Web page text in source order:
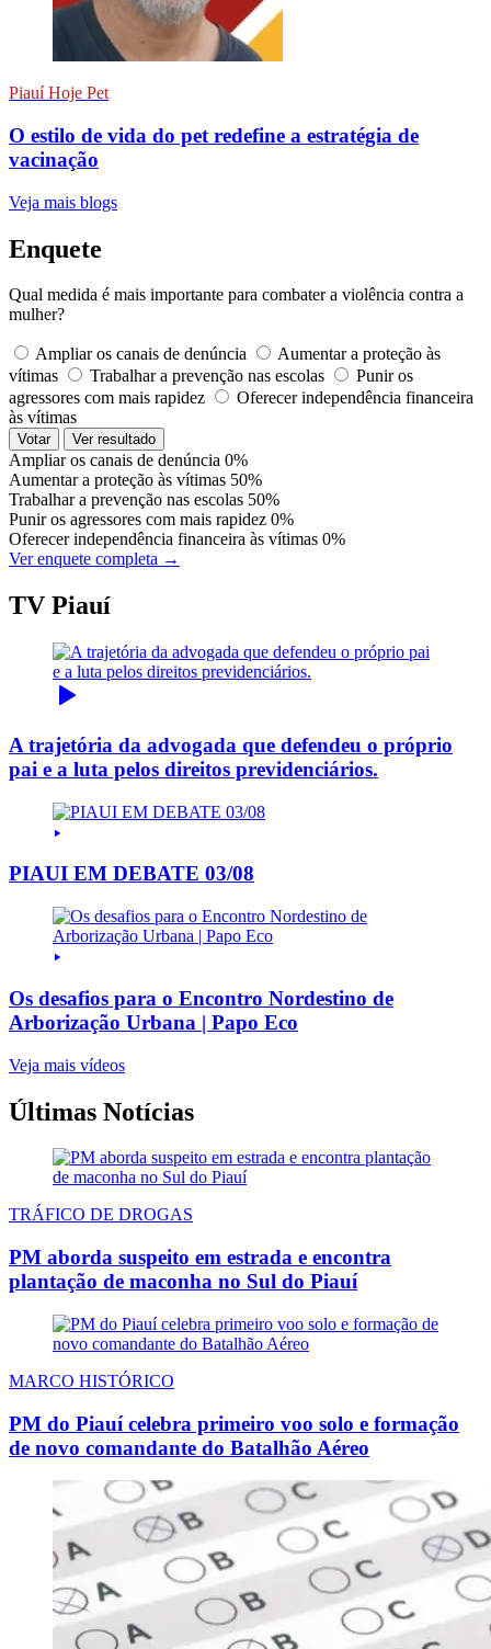
Piauí Hoje Pet
O estilo de vida do pet redefine a estratégia de
vacinação
Veja mais blogs
Enquete
Qual medida é mais importante para combater a violência contra a
mulher?
Ampliar os canais de denúncia
Aumentar a proteção às
vítimas
Trabalhar a prevenção nas escolas
Punir os
agressores com mais rapidez
Oferecer independência financeira
às vítimas
Votar Ver resultado
Ampliar os canais de denúncia 0%
Aumentar a proteção às vítimas 50%
Trabalhar a prevenção nas escolas 50%
Punir os agressores com mais rapidez 0%
Oferecer independência financeira às vítimas 0%
Ver enquete completa →
TV Piauí
A trajetória da advogada que defendeu o próprio
pai e a luta pelos direitos previdenciários.
PIAUI EM DEBATE 03/08
Os desafios para o Encontro Nordestino de
Arborização Urbana | Papo Eco
Veja mais vídeos
Últimas Notícias
TRÁFICO DE DROGAS
PM aborda suspeito em estrada e encontra
plantação de maconha no Sul do Piauí
MARCO HISTÓRICO
PM do Piauí celebra primeiro voo solo e formação
de novo comandante do Batalhão Aéreo